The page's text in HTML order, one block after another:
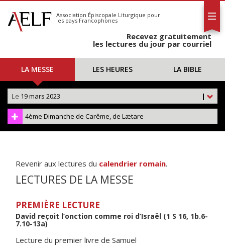
S'abonner
Calendrier
Association Épiscopale Liturgique pour
les pays Francophones
Recevez gratuitement
les lectures du jour par courriel
LA MESSE LES HEURES LA BIBLE
|
Le 19 mars 2023
4ème Dimanche de Carême, de Lætare
Revenir aux lectures du calendrier romain.
LECTURES DE LA MESSE
PREMIÈRE LECTURE
David reçoit l’onction comme roi d’Israël (1 S 16, 1b.6-
7.10-13a)
Lecture du premier livre de Samuel